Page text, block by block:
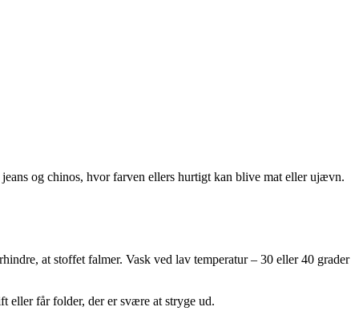
og chinos, hvor farven ellers hurtigt kan blive mat eller ujævn.
at stoffet falmer. Vask ved lav temperatur – 30 eller 40 grader
eller får folder, der er svære at stryge ud.